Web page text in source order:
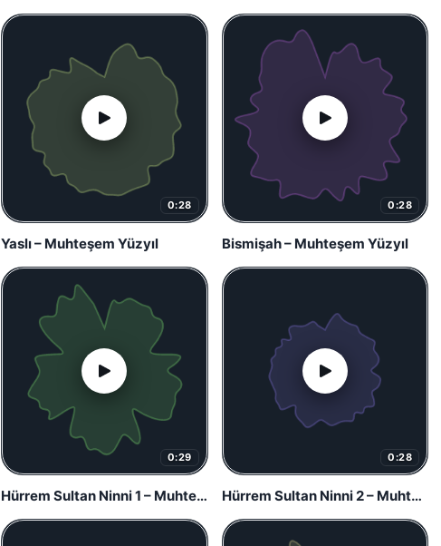
0:28
Yaslı – Muhteşem Yüzyıl
0:28
Bismişah – Muhteşem Yüzyıl
0:29
Hürrem Sultan Ninni 1 – Muhteşem Yüzyıl
0:28
Hürrem Sultan Ninni 2 – Muhteşem Yüzyıl